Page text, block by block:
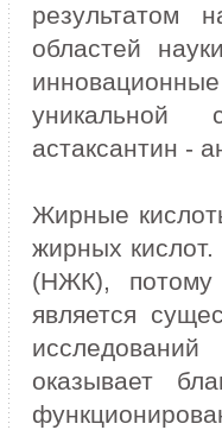
результатом
областей
уникальной
астаксантин -
Жирные
жирных кислот.
(НЖК),
является
оказывает